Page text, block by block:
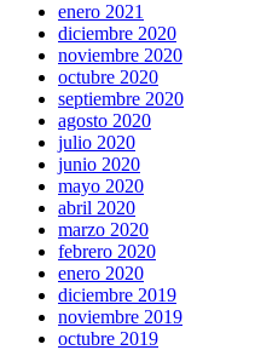
enero 2021
diciembre 2020
noviembre 2020
octubre 2020
septiembre 2020
agosto 2020
julio 2020
junio 2020
mayo 2020
abril 2020
marzo 2020
febrero 2020
enero 2020
diciembre 2019
noviembre 2019
octubre 2019